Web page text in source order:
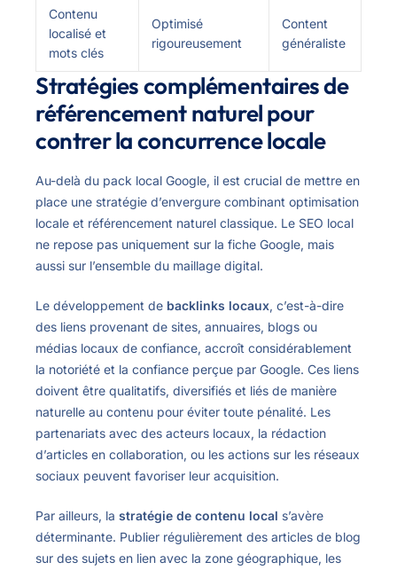
Contenu
localisé et
mots clés
Optimisé
rigoureusement
Content
généraliste
Stratégies complémentaires de
référencement naturel pour
contrer la concurrence locale
Au-delà du pack local Google, il est crucial de mettre en
place une stratégie d’envergure combinant optimisation
locale et référencement naturel classique. Le SEO local
ne repose pas uniquement sur la fiche Google, mais
aussi sur l’ensemble du maillage digital.
Le développement de backlinks locaux, c’est-à-dire
des liens provenant de sites, annuaires, blogs ou
médias locaux de confiance, accroît considérablement
la notoriété et la confiance perçue par Google. Ces liens
doivent être qualitatifs, diversifiés et liés de manière
naturelle au contenu pour éviter toute pénalité. Les
partenariats avec des acteurs locaux, la rédaction
d’articles en collaboration, ou les actions sur les réseaux
sociaux peuvent favoriser leur acquisition.
Par ailleurs, la stratégie de contenu local s’avère
déterminante. Publier régulièrement des articles de blog
sur des sujets en lien avec la zone géographique, les